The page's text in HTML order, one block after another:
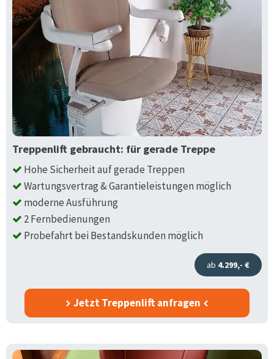
Treppenlift gebraucht: für gerade Treppe
Hohe Sicherheit auf gerade Treppen
Wartungsvertrag & Garantieleistungen möglich
moderne Ausführung
2 Fernbedienungen
Probefahrt bei Bestandskunden möglich
ab 4.299,- €
Jetzt Treppenlift anfragen